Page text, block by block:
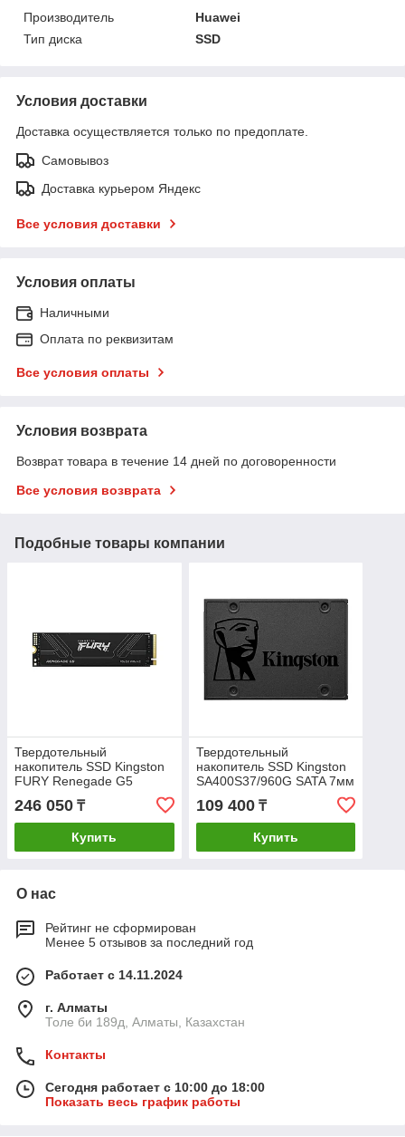
Производитель
Huawei
Тип диска
SSD
Условия доставки
Доставка осуществляется только по предоплате.
Самовывоз
Доставка курьером Яндекс
Все условия доставки
Условия оплаты
Наличными
Оплата по реквизитам
Все условия оплаты
Условия возврата
Возврат товара в течение 14 дней по договоренности
Все условия возврата
Подобные товары компании
Твердотельный
накопитель SSD Kingston
FURY Renegade G5
SFYR2S/1T0 M.2 NVMe
PCIe 5.0x4
246 050 ₸
Купить
Твердотельный
накопитель SSD Kingston
SA400S37/960G SATA 7мм
109 400₸
Купить
О нас
Рейтинг не сформирован
Менее 5 отзывов за последний год
Работает с 14.11.2024
г. Алматы
Толе би 189д, Алматы, Казахстан
Контакты
Сегодня работает с 10:00 до 18:00
Показать весь график работы